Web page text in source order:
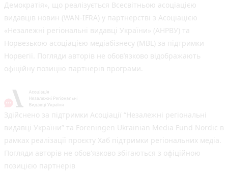
Демократія», що реалізується Всесвітньою асоціацією
видавців новин (WAN-IFRA) у партнерстві з Асоціацією
«Незалежні регіональні видавці України» (АНРВУ) та
Норвезькою асоціацією медіабізнесу (MBL) за підтримки
Норвегії. Погляди авторів не обов’язково відображають
офіційну позицію партнерів програми.
Здійснено за підтримки Асоціації “Незалежні регіональні
видавці України” та Foreningen Ukrainian Media Fund Nordic в
рамках реалізації проєкту Хаб підтримки регіональних медіа.
Погляди авторів не обов'язково збігаються з офіційною
позицією партнерів